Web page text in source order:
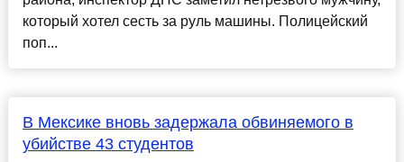
который хотел сесть за руль машины. Полицейский
поп...
В Мексике вновь задержала обвиняемого в
убийстве 43 студентов